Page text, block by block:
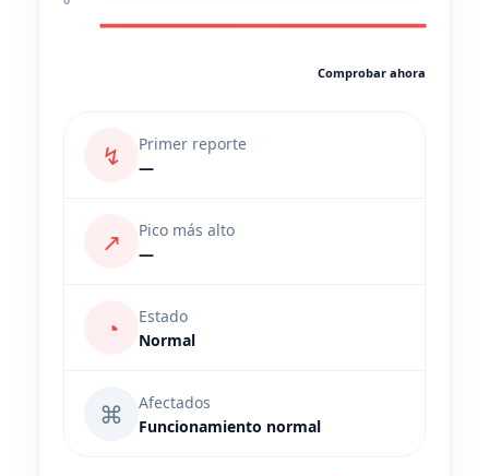
Comprobar ahora
↯
Primer reporte
—
↗
Pico más alto
—
◔
Estado
Normal
⌘
Afectados
Funcionamiento normal